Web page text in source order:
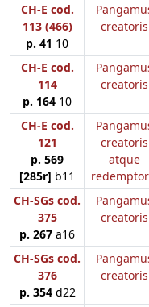
CH-E cod.
113 (466)
p. 41 10
creatoris
CH-E cod.
114
p. 164 10
creatoris
CH-E cod.
121
p. 569
[285r] b11
creatoris
atque
CH-SGs cod.
375
p. 267 a16
creatoris
CH-SGs cod.
376
p. 354d22
creatoris